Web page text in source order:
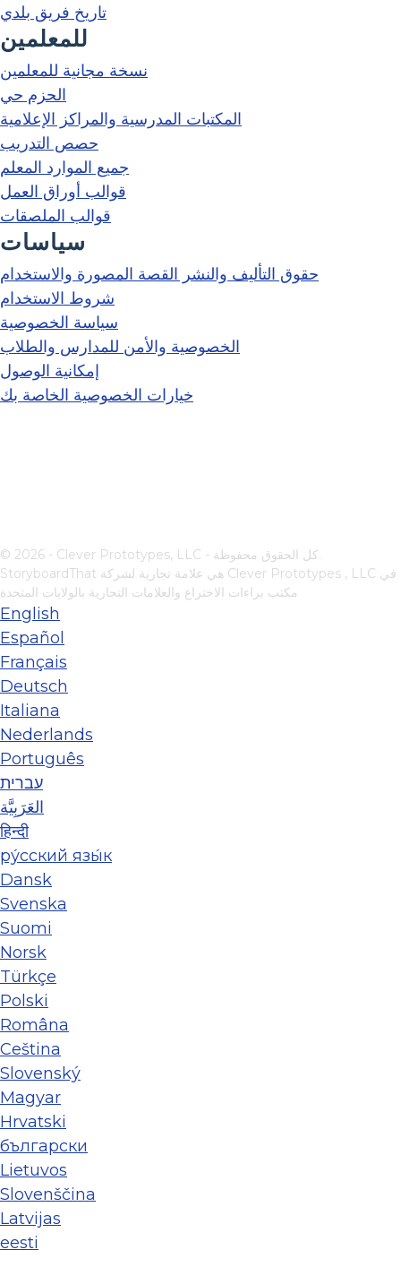
تاريخ فريق بلدي
للمعلمين
نسخة مجانية للمعلمين
الحزم حي
المكتبات المدرسية والمراكز الإعلامية
حصص التدريب
جميع الموارد المعلم
قوالب أوراق العمل
قوالب الملصقات
سياسات
حقوق التأليف والنشر القصة المصورة والاستخدام
شروط الاستخدام
سياسة الخصوصية
الخصوصية والأمن للمدارس والطلاب
إمكانية الوصول
خيارات الخصوصية الخاصة بك
© 2026 - Clever Prototypes, LLC - كل الحقوق محفوظة.
Clever Prototypes , LLC
مكتب براءات الاختراع والعلامات التجارية بالولايات المتحدة
English
Español
Français
Deutsch
Italiana
Nederlands
Português
עברית
العَرَبِيَّة
हिन्दी
ру́сский язы́к
Dansk
Svenska
Suomi
Norsk
Türkçe
Polski
Româna
Ceština
Slovenský
Magyar
Hrvatski
български
Lietuvos
Slovenščina
Latvijas
eesti